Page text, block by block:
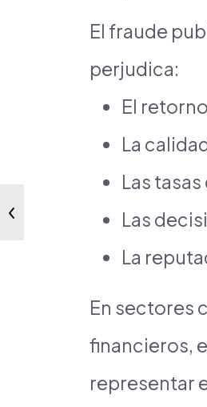
El fraude
perjudica:
El
La
Las
Las
La
En sectores
financieros,
representar